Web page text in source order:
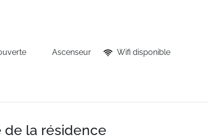
Ascenseur Wifi disponible
de la résidence